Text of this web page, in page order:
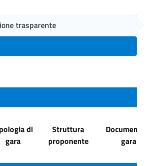
trasparente
di
gara
Struttura
proponente
Documenti di
gara